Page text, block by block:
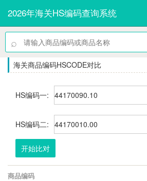
2026年海关HS编码查询系统
⌕
海关商品编码HSCODE对比
HS编码一:
HS编码二:
开始比对
商品编码